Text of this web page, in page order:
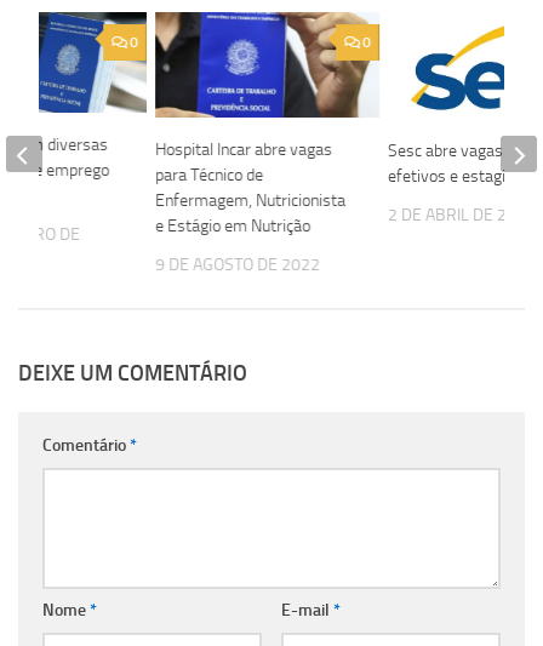
0
Hospital Incar abre vagas
para Técnico de
Enfermagem, Nutricionista
e Estágio em Nutrição
9 DE AGOSTO DE 2022
Sesc abre vagas para
efetivos e estagiários
2 DE ABRIL DE 2023
0
diversas
de emprego
DE
DEIXE UM COMENTÁRIO
Comentário*
Nome* E-mail *